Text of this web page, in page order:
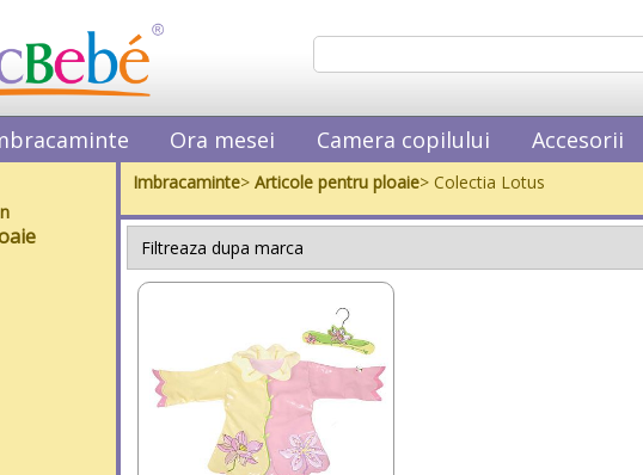
Ora mesei Camera copilului Accesorii
Imbracaminte> Articole pentru ploaie> Colectia Lotus